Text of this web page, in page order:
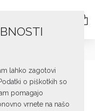
lahko zagotovi
o piškotkih so
pomagajo
vrnete na našo